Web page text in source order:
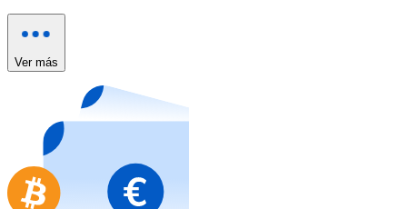
Comprar con tarjeta
Compra tarjetas regalo de tus marcas favoritas con
Ir a la tienda de tarjetas regalo
Ver más